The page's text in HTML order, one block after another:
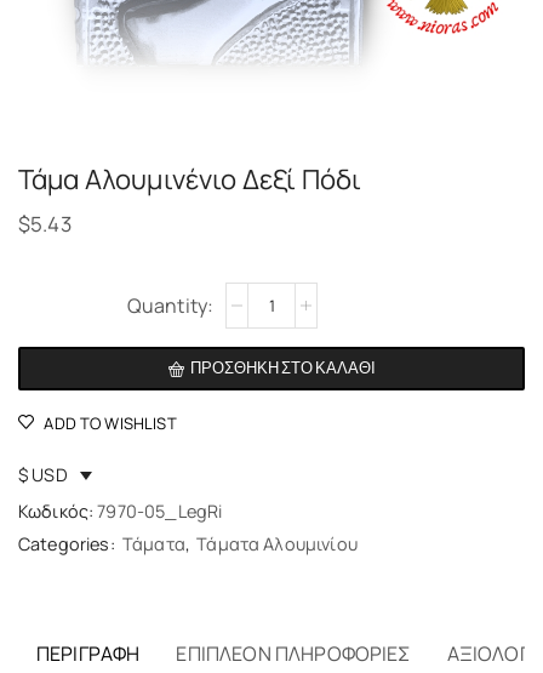
Τάμα Αλουμινένιο Δεξί Πόδι
$5.43
ΠΡΟΣΘΉΚΗ ΣΤΟ ΚΑΛΆΘΙ
Alternative:
ADD TO WISHLIST
$ USD
Κωδικός: 7970-05_LegRi
Categories: Τάματα, Τάματα Αλουμινίου
ΠΕΡΙΓΡΑΦΉ ΕΠΙΠΛΈΟΝ ΠΛΗΡΟΦΟΡΊΕΣ